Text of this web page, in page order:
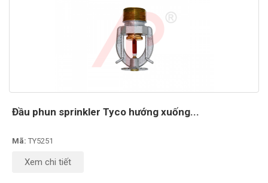
Đầu phun sprinkler Tyco hướng xuống...
Mã: TY5251
Xem chi tiết